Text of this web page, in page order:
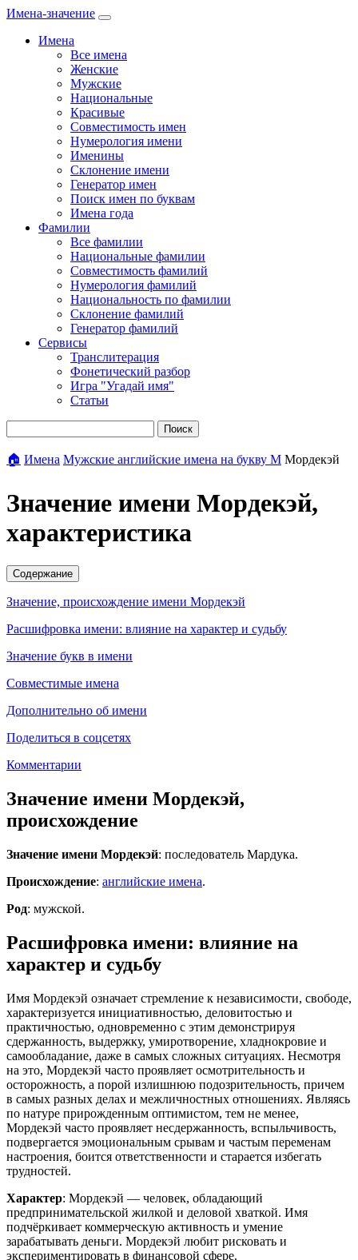
Имена-значение
Имена
Все имена
Женские
Мужские
Национальные
Красивые
Совместимость имен
Нумерология имени
Именины
Склонение имени
Генератор имен
Поиск имен по буквам
Имена года
Фамилии
Все фамилии
Национальные фамилии
Совместимость фамилий
Нумерология фамилий
Национальность по фамилии
Склонение фамилий
Генератор фамилий
Сервисы
Транслитерация
Фонетический разбор
Игра "Угадай имя"
Статьи
Поиск
🏠 Имена Мужские английские имена на букву М Мордекэй
Значение имени Мордекэй,
характеристика
Содержание
Значение, происхождение имени Мордекэй
Расшифровка имени: влияние на характер и судьбу
Значение букв в имени
Совместимые имена
Дополнительно об имени
Поделиться в соцсетях
Комментарии
Значение имени Мордекэй,
происхождение
Значение имени Мордекэй: последователь Мардука.
Происхождение: английские имена.
Род: мужской.
Расшифровка имени: влияние на
характер и судьбу
Имя Мордекэй означает стремление к независимости, свободе,
характеризуется инициативностью, деловитостью и
практичностью, одновременно с этим демонстрируя
сдержанность, выдержку, умиротворение, хладнокровие и
самообладание, даже в самых сложных ситуациях. Несмотря
на это, Мордекэй часто проявляет осмотрительность и
осторожность, а порой излишнюю подозрительность, причем
в самых разных делах и межличностных отношениях. Являясь
по натуре прирожденным оптимистом, тем не менее,
Мордекэй часто проявляет несдержанность, вспыльчивость,
подвергается эмоциональным срывам и частым переменам
настроения, боится ответственности и старается избегать
трудностей.
Характер: Мордекэй — человек, обладающий
предпринимательской жилкой и деловой хваткой. Имя
подчёркивает коммерческую активность и умение
зарабатывать деньги. Мордекэй любит рисковать и
экспериментировать в финансовой сфере.